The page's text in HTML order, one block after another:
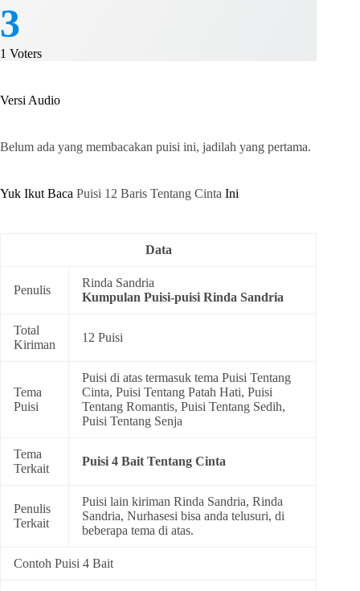
3
1 Voters
Versi Audio
Belum ada yang membacakan puisi ini, jadilah yang pertama.
Yuk Ikut Baca Puisi 12 Baris Tentang Cinta Ini
Data
Penulis
Rinda Sandria
Kumpulan Puisi-puisi Rinda Sandria
Total
Kiriman
12 Puisi
Tema
Puisi
Puisi di atas termasuk tema Puisi Tentang
Cinta, Puisi Tentang Patah Hati, Puisi
Tentang Romantis, Puisi Tentang Sedih,
Puisi Tentang Senja
Tema
Terkait
Puisi 4 Bait Tentang Cinta
Penulis
Terkait
Puisi lain kiriman Rinda Sandria, Rinda
Sandria, Nurhasesi bisa anda telusuri, di
beberapa tema di atas.
Contoh Puisi 4 Bait